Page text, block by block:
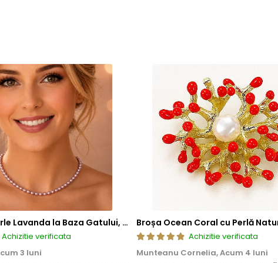
bolilor.
intelepciunea, fidelitatea, curajul.
CARE VINDECA
Colier cu Perle Lavanda la Baza Gatului, de 4-5 mm, Perle Rare, Calitate AAA+, Aur 14K | KASKADDA®
Achizitie verificata
3 luni
Broșa Ocean Coral cu Perlă
Achizitie verificata
Munteanu Cornelia,Acum 4 luni